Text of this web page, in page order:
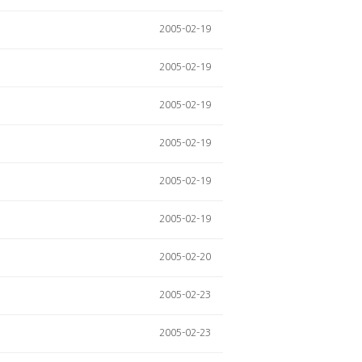
2005-02-19
2005-02-19
2005-02-19
2005-02-19
2005-02-19
2005-02-19
2005-02-20
2005-02-23
2005-02-23